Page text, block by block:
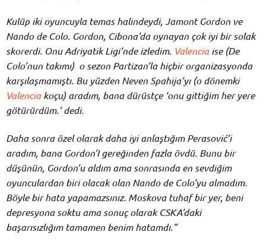
Kulüp iki oyuncuyla temas halindeydi, Jamont Gordon ve
Nando de Colo. Gordon, Cibona’da oynayan çok iyi bir solak
skorerdi. Onu Adriyatik Ligi’nde izledim. Valenciaise (De
Colo’nun takımı) o sezon Partizan’la hiçbir organizasyonda
karşılaşmamıştı. Bu yüzden Neven Spahija’yı (o dönemki
Valenciakoçu) aradım, bana dürüstçe ‘onu gittiğim her yere
götürürdüm.’ dedi.
Daha sonra özel olarak daha iyi anlaştığım Perasović’i
aradım, bana Gordon’I gereğinden fazla övdü. Bunu bir
düşünün, Gordon’u aldım ama sonrasında en sevdiğim
oyunculardan biri olacak olan Nando de Colo’yu almadım.
Böyle bir hata yapamazsınız. Moskova tuhaf bir yer, beni
depresyona soktu ama sonuç olarak CSKA’daki
başarısızlığım tamamen benim hatamdı.”